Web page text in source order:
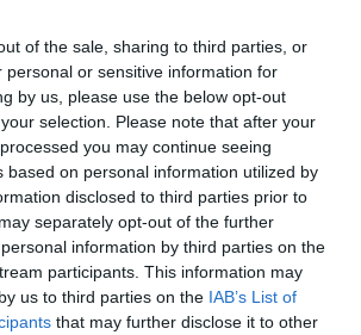
of the sale, sharing to third parties, or
personal or sensitive information for
by us, please use the below opt-out
selection. Please note that after your
you may continue seeing
based on personal information utilized by
disclosed to third parties prior to
separately opt-out of the further
information by third parties on the
participants. This information may
us to third parties on the IAB’s List of
that may further disclose it to other